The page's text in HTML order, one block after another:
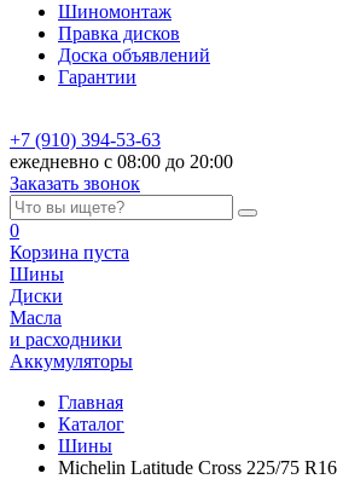
Шиномонтаж
Правка дисков
Доска объявлений
Гарантии
+7 (910) 394-53-63
ежедневно с 08:00 до 20:00
Заказать звонок
0
Корзина пуста
Шины
Диски
Масла
и расходники
Аккумуляторы
Главная
Каталог
Шины
Michelin Latitude Cross 225/75 R16